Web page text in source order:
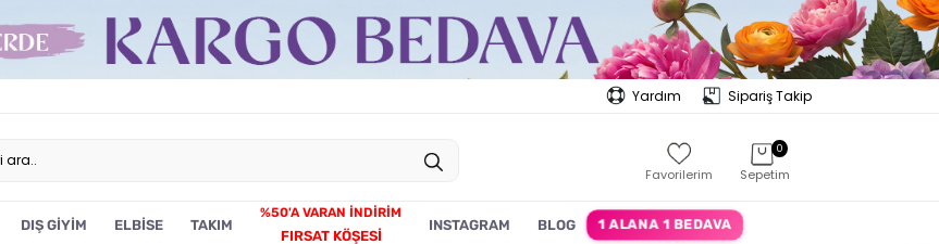
Yardım Sipariş Takip
Sepetim
0
Favorilerim
DIŞ GİYİM ELBİSE TAKIM
FIRSAT KÖŞESİ
INSTAGRAM BLOG 1 ALANA 1 BEDAVA